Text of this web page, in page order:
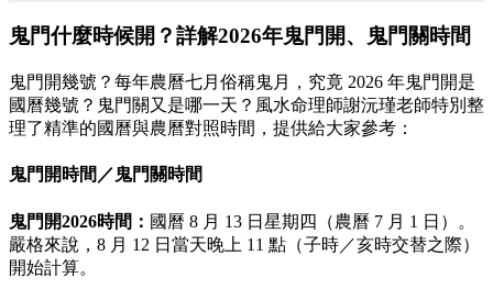
鬼門什麼時候開？詳解2026年鬼門開、鬼門關時間
鬼門開幾號？每年農曆七月俗稱鬼月，究竟 2026 年鬼門開是
國曆幾號？鬼門關又是哪一天？風水命理師謝沅瑾老師特別整
理了精準的國曆與農曆對照時間，提供給大家參考：
鬼門開時間／鬼門關時間
鬼門開2026時間： 國曆 8 月 13 日星期四（農曆 7 月 1 日）。
嚴格來說，8 月 12 日當天晚上 11 點（子時／亥時交替之際）
開始計算。